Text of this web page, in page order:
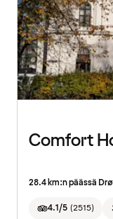
Comfort
28.4 km:n päässä
4.1/5 (2515)